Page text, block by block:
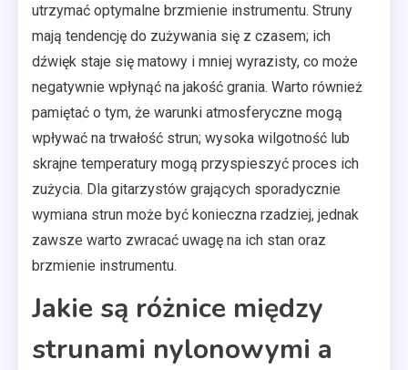
utrzymać optymalne brzmienie instrumentu. Struny
mają tendencję do zużywania się z czasem; ich
dźwięk staje się matowy i mniej wyrazisty, co może
negatywnie wpłynąć na jakość grania. Warto również
pamiętać o tym, że warunki atmosferyczne mogą
wpływać na trwałość strun; wysoka wilgotność lub
skrajne temperatury mogą przyspieszyć proces ich
zużycia. Dla gitarzystów grających sporadycznie
wymiana strun może być konieczna rzadziej, jednak
zawsze warto zwracać uwagę na ich stan oraz
brzmienie instrumentu.
Jakie są różnice między
strunami nylonowymi a